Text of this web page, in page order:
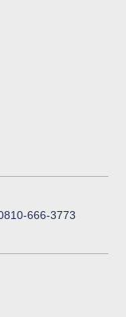
666-3773